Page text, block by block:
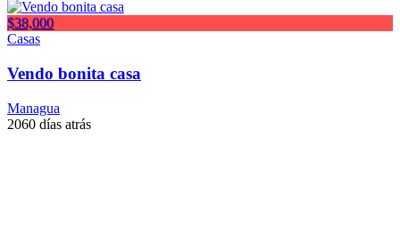
$38,000
Casas
Vendo bonita casa
Managua
2060 días atrás